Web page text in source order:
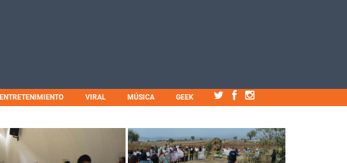
ENTRETENIMIENTO VIRAL MÚSICA GEEK